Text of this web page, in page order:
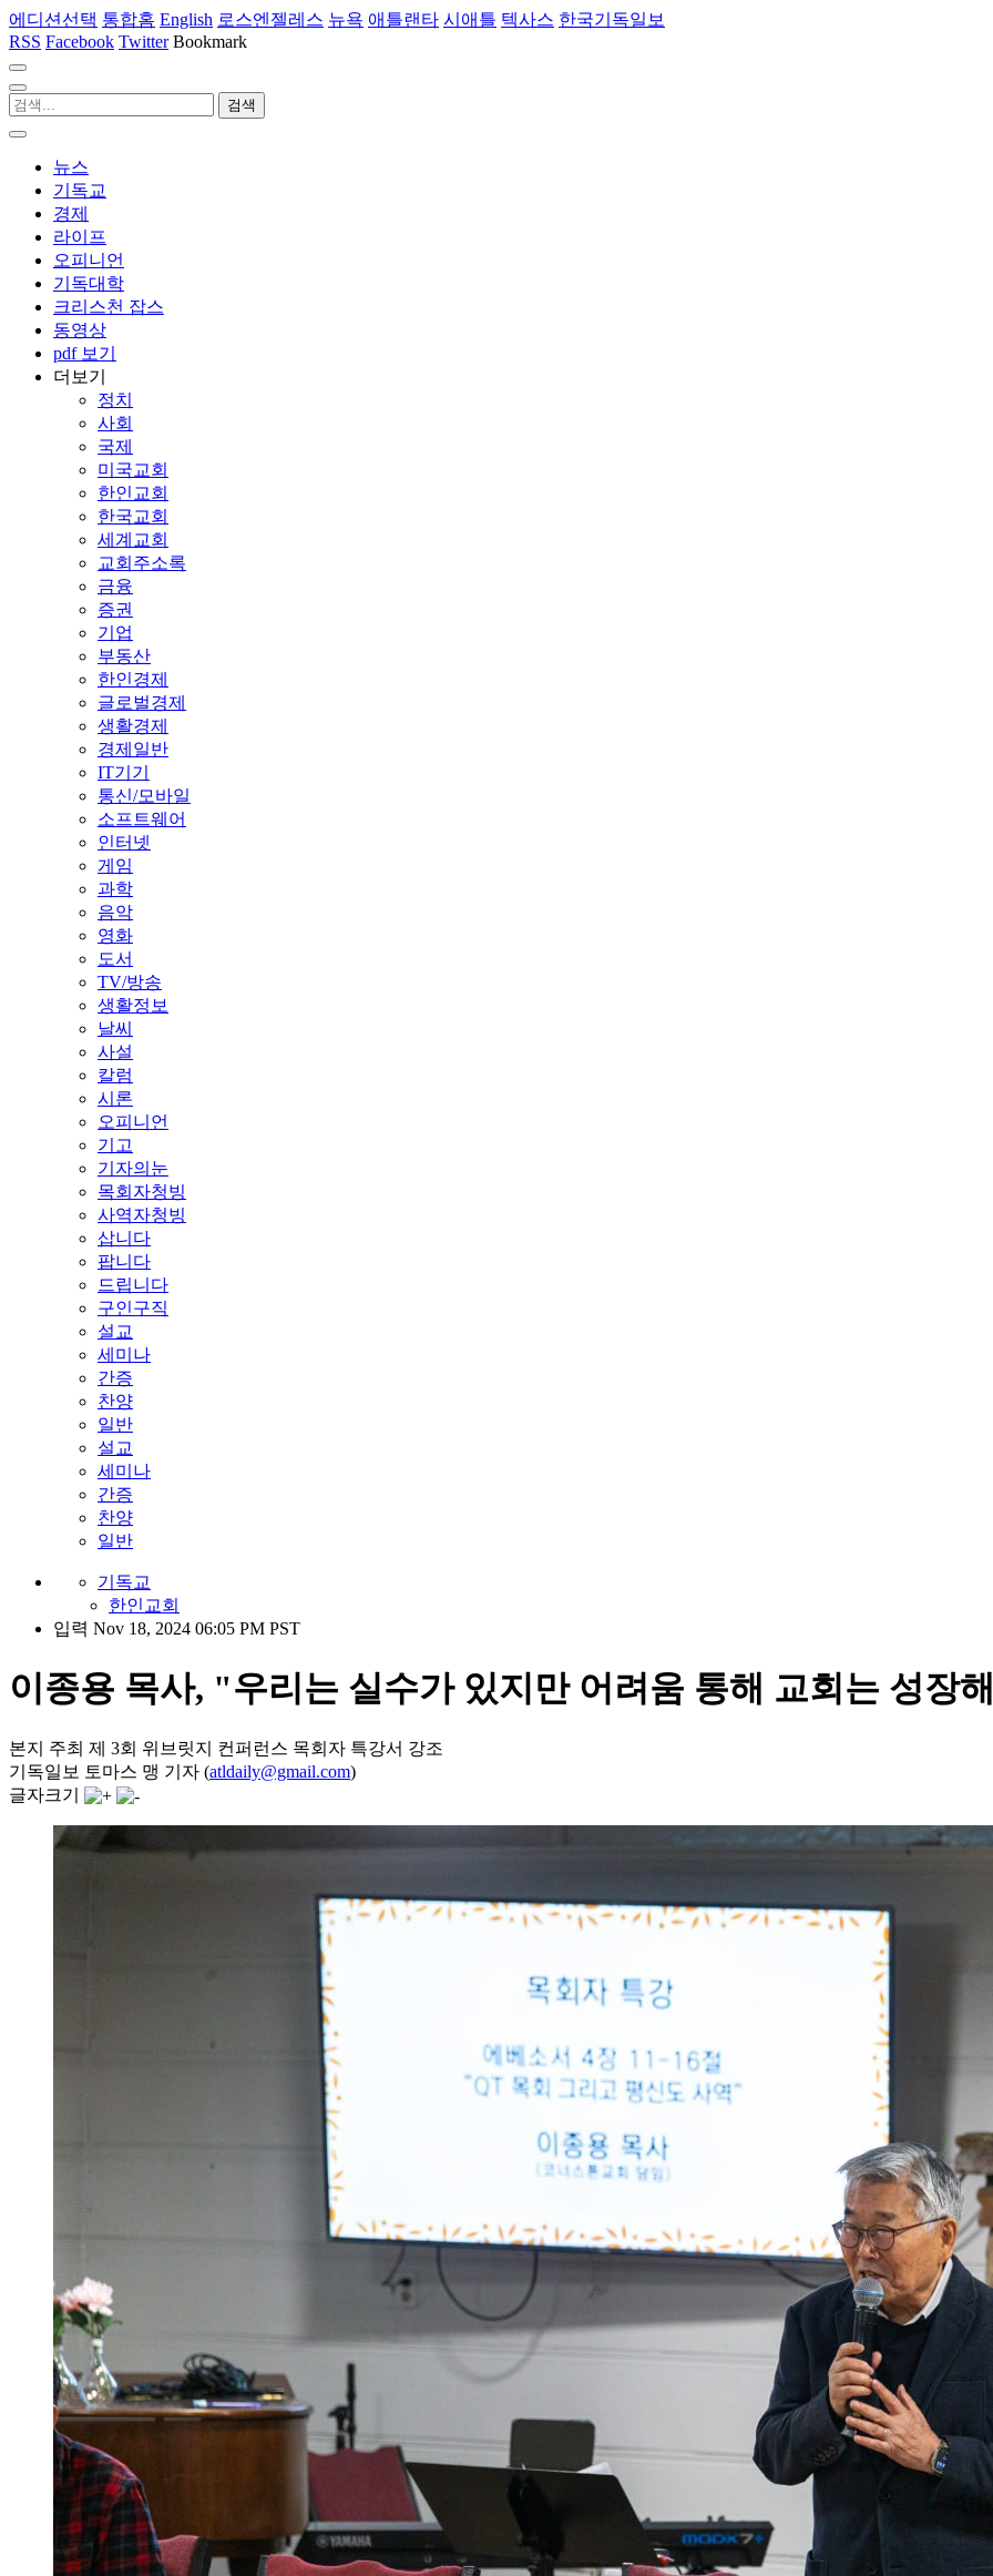
에디션선택 통합홈 English 로스엔젤레스 뉴욕 애틀랜타 시애틀 텍사스 한국기독일보
RSS Facebook Twitter Bookmark
뉴스
기독교
경제
라이프
오피니언
기독대학
크리스천 잡스
동영상
pdf 보기
더보기
정치
사회
국제
미국교회
한인교회
한국교회
세계교회
교회주소록
금융
증권
기업
부동산
한인경제
글로벌경제
생활경제
경제일반
IT기기
통신/모바일
소프트웨어
인터넷
게임
과학
음악
영화
도서
TV/방송
생활정보
날씨
사설
칼럼
시론
오피니언
기고
기자의눈
목회자청빙
사역자청빙
삽니다
팝니다
드립니다
구인구직
설교
세미나
간증
찬양
일반
설교
세미나
간증
찬양
일반
기독교
한인교회
입력 Nov 18, 2024 06:05 PM PST
이종용 목사, "우리는 실수가 있지만 어려움 통해 교회는 성장
본지 주최 제 3회 위브릿지 컨퍼런스 목회자 특강서 강조
기독일보 토마스 맹 기자 (atldaily@gmail.com)
글자크기